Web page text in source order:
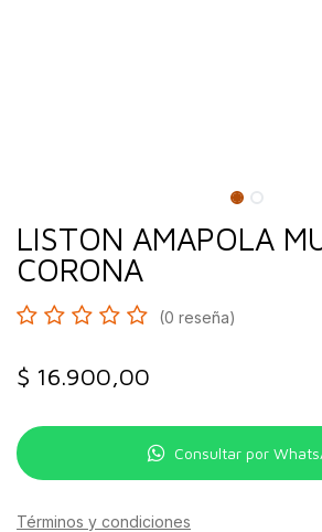
LISTON AMAPOLA
CORONA
(0 reseña)
$ 16.900,00
Consultar por
Términos y condiciones